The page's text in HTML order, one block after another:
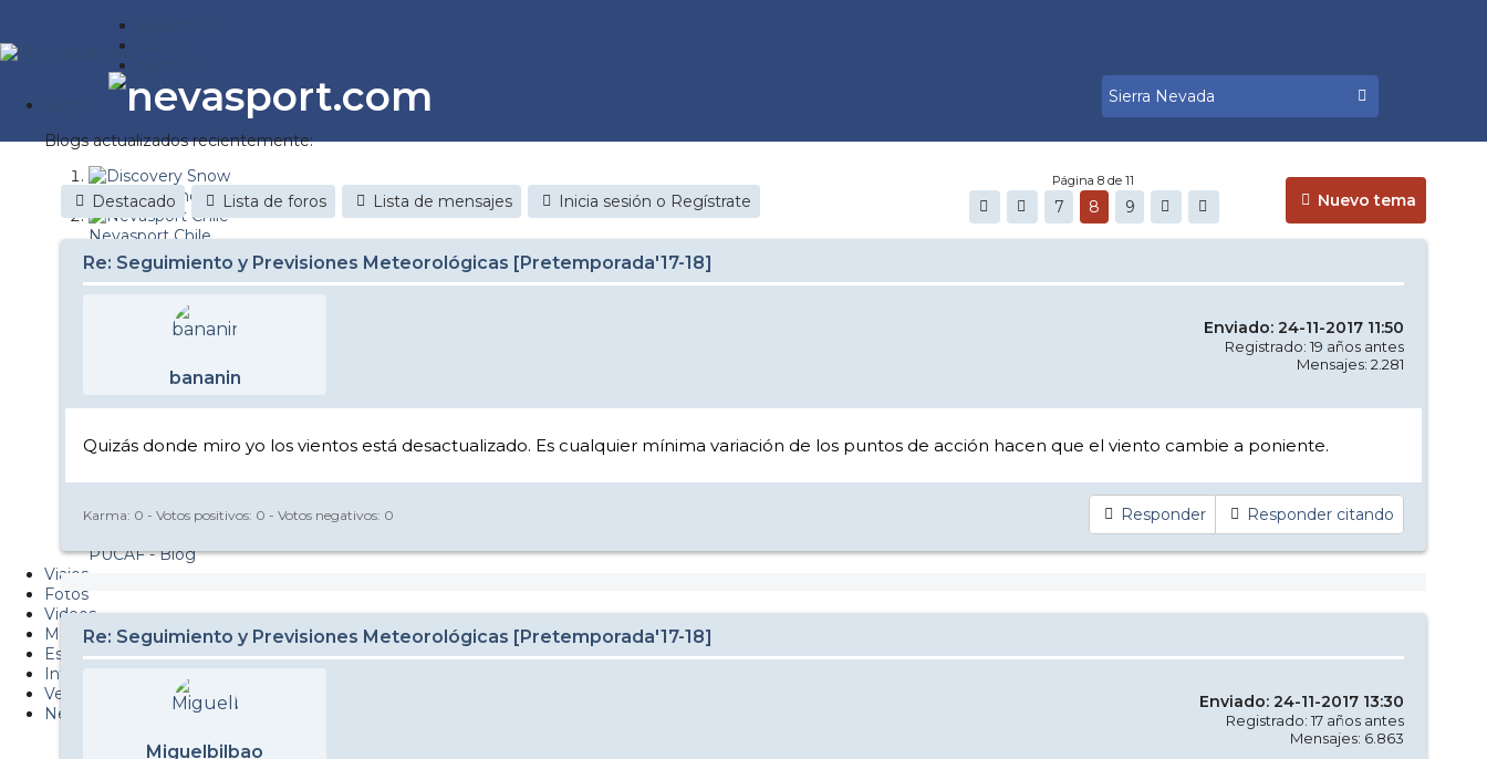
Reportajes
Blogs actualizados recientemente:
Discovery Snow
Nevasport Chile
Esquiaryviajar.com
nevasport blog
Diario de un friki
Metiendo Cantos
PUCAF - Blog
Viajes
Fotos
Videos
Material
Esquí Pro
Infonieve
Verano
Nevalog
Nuevo tema
Destacado Lista de foros Lista de mensajes Inicia sesión o Regístrate
Página 8 de 11
7 8 9
Re: Seguimiento y Previsiones Meteorológicas [Pretemporada'17-18]
bananin
Enviado: 24-11-2017 11:50
Registrado: 19 años antes
Mensajes: 2.281
Quizás donde miro yo los vientos está desactualizado. Es cualquier mínima variación de los puntos de acción hacen que el viento cambie a poniente.
Responder Responder citando
Karma: 0 - Votos positivos: 0 - Votos negativos: 0
Re: Seguimiento y Previsiones Meteorológicas [Pretemporada'17-18]
Miguelbilbao
Enviado: 24-11-2017 13:30
Registrado: 17 años antes
Mensajes: 6.863